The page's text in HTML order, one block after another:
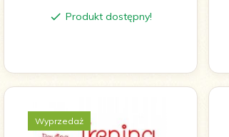
Produkt dostępny!
Wyprzedaż